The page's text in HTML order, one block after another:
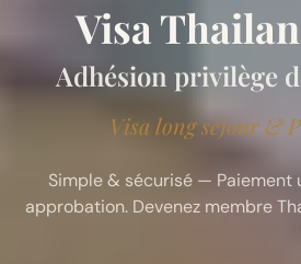
Visa
Adhésion privilège
Visa long séjour &
Simple & sécurisé — Paiement
approbation. Devenez membre